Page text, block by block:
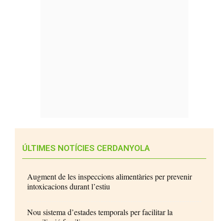
ÚLTIMES NOTÍCIES CERDANYOLA
Augment de les inspeccions alimentàries per prevenir
intoxicacions durant l’estiu
Nou sistema d’estades temporals per facilitar la